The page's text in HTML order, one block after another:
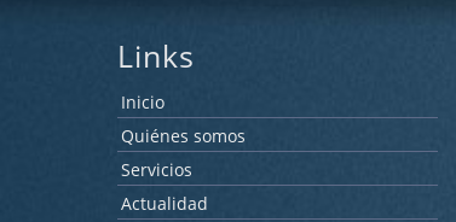
Links
Inicio
Quiénes somos
Servicios
Actualidad